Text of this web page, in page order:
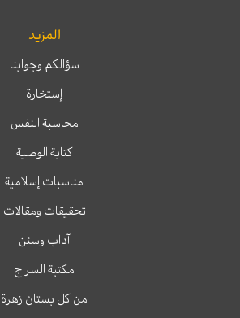
المزيد
سؤالكم وجوابنا
إستخارة
محاسبة النفس
كتابة الوصية
مناسبات إسلامية
تحقيقات ومقالات
آداب وسنن
مكتبة السراج
من كل بستان زهرة